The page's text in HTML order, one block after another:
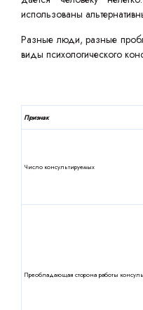
использованы
Разные люди, разные
виды психологического
Признак
Число консультируемых
Преобладающая сторона работы